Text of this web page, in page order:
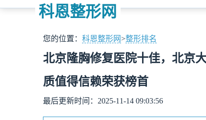
科恩整形网
您的位置： 科恩整形网>整形排名
北京隆胸修复医院十佳，北京
质值得信赖荣获榜首
最后更新时间：2025-11-14 09:03:56